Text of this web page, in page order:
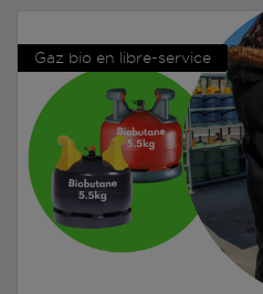
Gaz bio en libre-service